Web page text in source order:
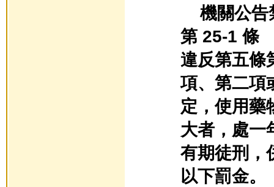
機關公告
第 25-1 條
違反第五條
項、第二項
定，使用藥
大者，處一
有期徒刑，
以下罰金。